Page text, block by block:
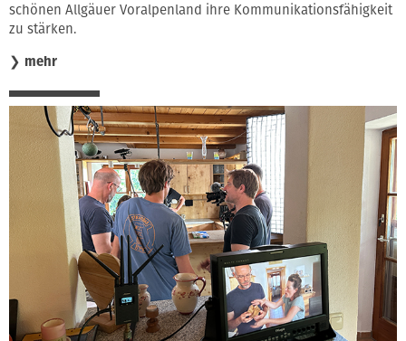
schönen Allgäuer Voralpenland ihre Kommunikationsfähigkeit
zu stärken.
❯ mehr